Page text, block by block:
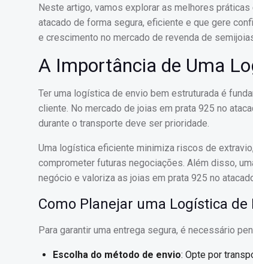
Neste artigo, vamos explorar as melhores
atacado de forma segura, eficiente e que gere
e crescimento no mercado de revenda de
A Importância de Uma
Ter uma logística de envio bem estruturada é
cliente. No mercado de joias em prata 925 no
durante o transporte deve ser prioridade.
Uma logística eficiente minimiza riscos de
comprometer futuras negociações. Além disso,
negócio e valoriza as joias em prata 925 no
Como Planejar uma Logística de
Para garantir uma entrega segura, é necessário
Escolha do método de envio: Opte por